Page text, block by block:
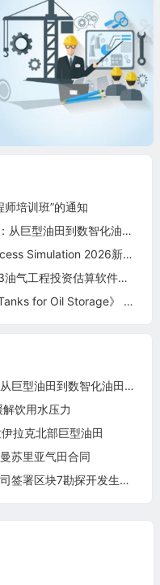
培训班”的通知
田到数智化油田的系统性布局
2026新版本发布
投资估算软件新版本发布
钢制焊接储油罐》（中英文对照版）
到数智化油田的系统性布局
饮用水压力
拉克北部巨型油田
苏里亚气田合同
区块7勘探开发生产合同